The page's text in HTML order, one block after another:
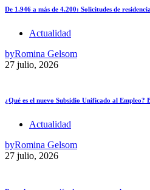
De 1.946 a más de 4.200: Solicitudes de
Actualidad
byRomina Gelsom
27 julio, 2026
¿Qué es el nuevo Subsidio Unificado al Empleo?
Actualidad
byRomina Gelsom
27 julio, 2026